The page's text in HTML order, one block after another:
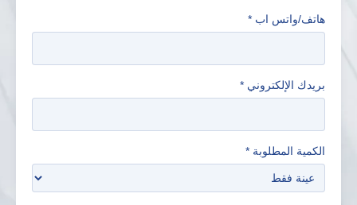
هاتف/واتس اب *
بريدك الإلكتروني *
الكمية المطلوبة *